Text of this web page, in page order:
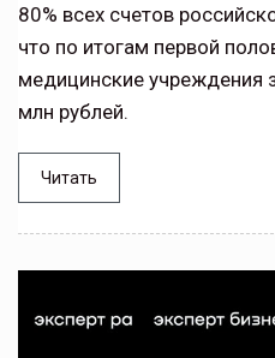
80% всех счетов
что по итогам первой
медицинские учреждения
млн рублей.
Читать